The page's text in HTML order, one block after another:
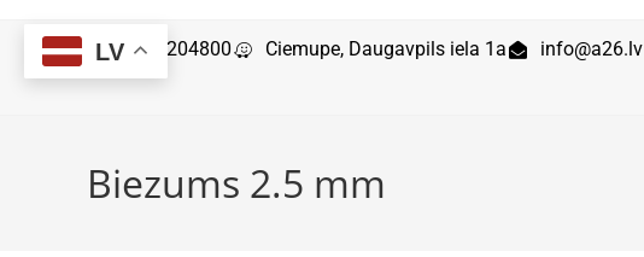
29204800 Ciemupe, Daugavpils iela 1a info@a26.lv
Biezums 2.5 mm
LV